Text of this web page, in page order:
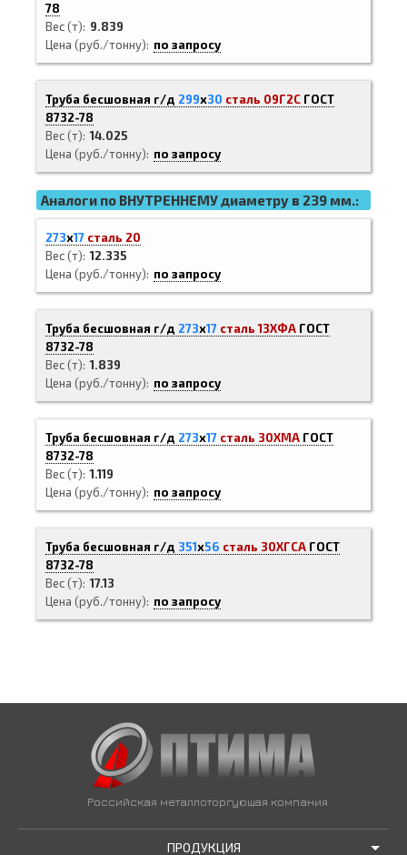
78
Вес (т)
9.839
Цена (руб./тонну)
по запросу
Труба бесшовная г/д 299х30 сталь 09Г2С ГОСТ
8732-78
Вес (т) 14.025
Цена (руб./тонну)
по запросу
Аналоги по ВНУТРЕННЕМУ диаметру в 239 мм.:
273х17 сталь 20
Вес (т) 12.335
Цена (руб./тонну)
по запросу
Труба бесшовная г/д 273х17 сталь 13ХФА ГОСТ
8732-78
Вес (т) 1.839
Цена (руб./тонну)
по запросу
Труба бесшовная г/д 273х17 сталь 30ХМА ГОСТ
8732-78
Вес (т) 1.119
Цена (руб./тонну)
по запросу
Труба бесшовная г/д 351х56 сталь 30ХГСА ГОСТ
8732-78
Вес (т) 17.13
Цена (руб./тонну)
по запросу
Российская металлоторгующая компания
ПРОДУКЦИЯ